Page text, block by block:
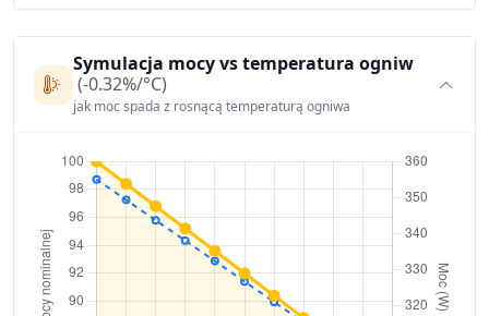
Symulacja mocy vs temperatura ogniw
(-0.32%/°C)
jak moc spada z rosnącą temperaturą ogniwa